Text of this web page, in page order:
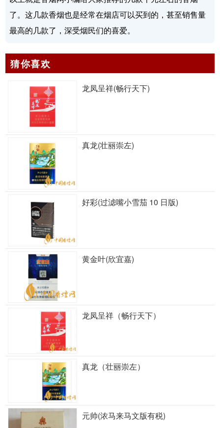
了。这几款香烟也是经常在烟店可以买到的，甚至销售量
最高的几款了，深受烟民们的喜爱。
猜你喜欢
龙凤呈祥(畅行天下)
真龙(壮丽崇左)
好彩(过滤嘴小雪茄 10 日版)
黄金叶(欣宜嘉)
龙凤呈祥（畅行天下）
真龙（壮丽崇左）
元帅(浓马来马文版有税)